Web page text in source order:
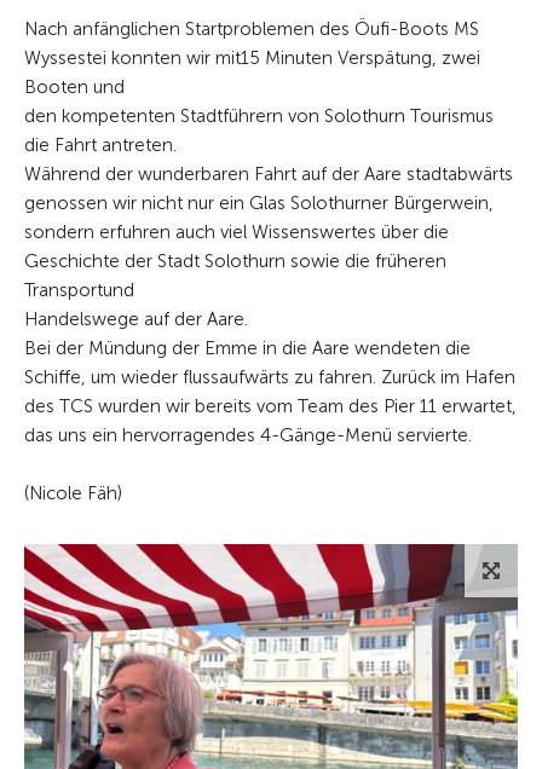
Nach anfänglichen Startproblemen des Öufi-Boots MS
Wyssestei konnten wir mit15 Minuten Verspätung, zwei
Booten und
den kompetenten Stadtführern von Solothurn Tourismus
die Fahrt antreten.
Während der wunderbaren Fahrt auf der Aare stadtabwärts
genossen wir nicht nur ein Glas Solothurner Bürgerwein,
sondern erfuhren auch viel Wissenswertes über die
Geschichte der Stadt Solothurn sowie die früheren
Transportund
Handelswege auf der Aare.
Bei der Mündung der Emme in die Aare wendeten die
Schiffe, um wieder flussaufwärts zu fahren. Zurück im Hafen
des TCS wurden wir bereits vom Team des Pier 11 erwartet,
das uns ein hervorragendes 4-Gänge-Menü servierte.
(Nicole Fäh)